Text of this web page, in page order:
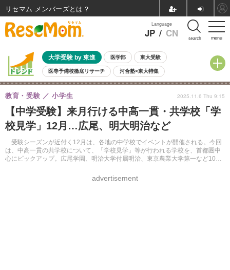
menu
Language
JP / CN search
大学受験 by 東進 医学部 東大受験
医専予備校徹底リサーチ 河合塾×東大特集
親子で考える大学選び 高校受験 中学受験 小学校受験
共通テスト 夏休み
8月開催イベント・WS 全国公立高校 過去問 人気記事
自由研究教材（小学生向け） 自由研究教材（中学生向け）
【中学受験】来月行ける中高一貫・共学校「学
校見学」12月…広尾、明大明治など
受験シーズンが近付く12月は、各地の中学校でイベントが開催される。今回
は、中高一貫の共学校について、「学校見学」等が行われる学校を、首都圏中
心にピックアップ。広尾学園、明治大学付属明治、東京農業大学第一など10校
教育・受験 小学生
advertisement
2025.11.6 Thu 9:15
リセマム メンバーズ